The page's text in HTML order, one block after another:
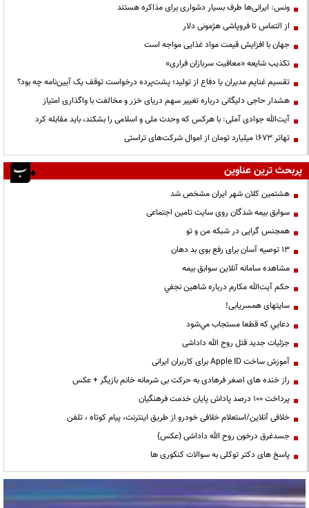
ونس: ایرانی‌ها طرف بسیار دشواری برای مذاکره هستند
از التماس تا فروپاشی هژمونی دلار
جهان با افزایش قیمت مواد غذایی مواجه است
تکذیب شایعه «معافیت سربازان فراری»
تقسیم غنایم مدیران یا دفاع از تولید؛ پشت‌پرده درخواست توقف یک آیین‌نامه چه بود؟
هشدار حاجی دلیگانی درباره تغییر سهم دریای خزر و مخالفت با واگذاری امتیاز
آیت‌الله جوادی آملی: با هرکس که وحدت ملی و اسلامی را بشکند، باید مقابله کرد
تهاتر ۱۶۷۳ میلیارد تومان از اموال شرکت‌های تراستی
پربحث ترین عناوین
هشتمین کلان شهر ایران مشخص شد
سوابق بیمه شدگان روی سایت تامین اجتماعی
همجنس گرایی در شبکه من و تو
13 توصیه آسان برای رفع بوی بد دهان
مشاهده سامانه آنلاين سوابق بیمه
حكم آيت‌الله مكارم درباره شاهين نجفي
سایتهای همسریابی!
دعايي كه قطعا مستجاب مي‌شود
جزئیات جدید قتل روح الله داداشی
آموزش ساخت Apple ID برای کاربران ایرانی
راز خنده های اصغر فرهادی به حرکت بی شرمانه خانم بازیگر + عکس
پرداخت ۱۰۰ درصد پاداش پایان خدمت فرهنگیان
خلافی آنلاین/استعلام خلافی خودرو از طریق اینترنت، پیام کوتاه ، تلفن
جسدغرق درخون روح الله داداشی (عکس)
پاسخ های دکتر توکلی به سوالات کنکوری ها